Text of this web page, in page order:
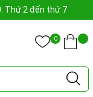
Thứ 2 đến thứ 7
0